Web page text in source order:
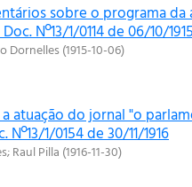
sobre o programa
Nº13/1/0114 de 06/10/
Dornelles(1915-10-06)
atuação do jornal "o
1/0154 de 30/11/1916
;Raul Pilla (1916-11-30)